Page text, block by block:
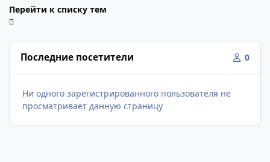
Перейти к списку тем
Последние посетители 0
Ни одного зарегистрированного пользователя не
просматривает данную страницу